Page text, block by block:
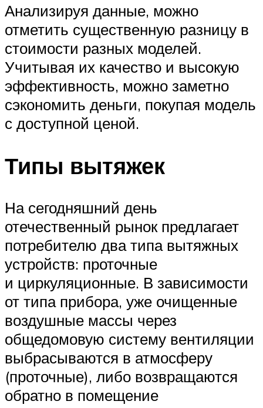
Анализируя данные, можно
отметить существенную разницу в
стоимости разных моделей.
Учитывая их качество и высокую
эффективность, можно заметно
сэкономить деньги, покупая модель
с доступной ценой.
Типы вытяжек
На сегодняшний день
отечественный рынок предлагает
потребителю два типа вытяжных
устройств: проточные
и циркуляционные. В зависимости
от типа прибора, уже очищенные
воздушные массы через
общедомовую систему вентиляции
выбрасываются в атмосферу
(проточные), либо возвращаются
обратно в помещение